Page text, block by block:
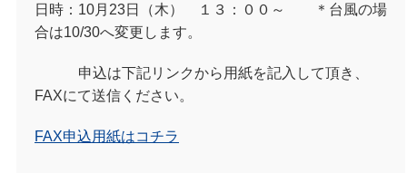
日時：10月23日（木） １３：００～ ＊台風の場
合は10/30へ変更します。
申込は下記リンクから用紙を記入して頂き、
FAXにて送信ください。
FAX申込用紙はコチラ